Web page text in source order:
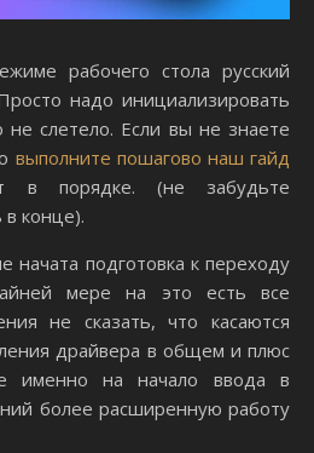
рабочего стола русский
надо инициализировать
не слетело. Если вы не знаете
выполните пошагово наш гайд
порядке. (не забудьте
в конце).
начата подготовка к переходу
мере на это есть все
не сказать, что касаются
драйвера в общем и плюс
именно на начало ввода в
более расширенную работу